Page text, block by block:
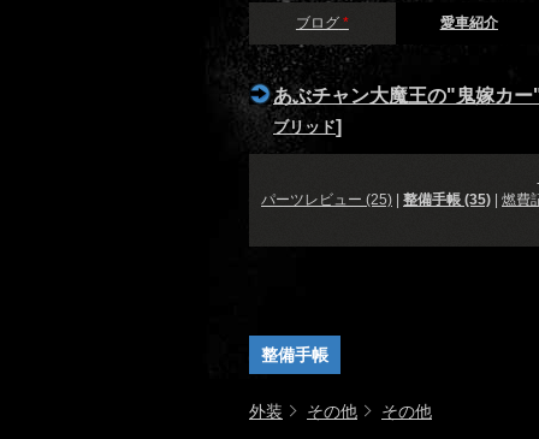
ブログ* 愛車紹介
あぶチャン大魔王の"鬼嫁カー
ブリッド]
パーツレビュー (25)
整備手帳 (35) 燃費
整備手帳
外装 その他 その他